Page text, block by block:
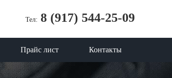
Тел: 8 (917) 544-25-09
Прайс лист Контакты